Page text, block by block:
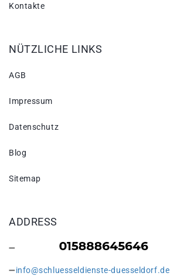
Kontakte
NÜTZLICHE LINKS
AGB
Impressum
Datenschutz
Blog
Sitemap
ADDRESS
info@schluesseldienste-duesseldorf.de